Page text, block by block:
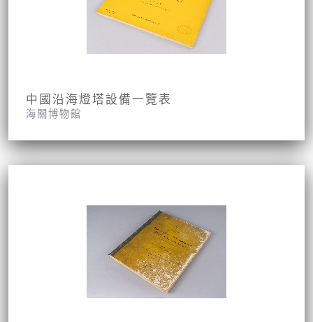
中國沿海燈塔設備一覽表
海關博物館